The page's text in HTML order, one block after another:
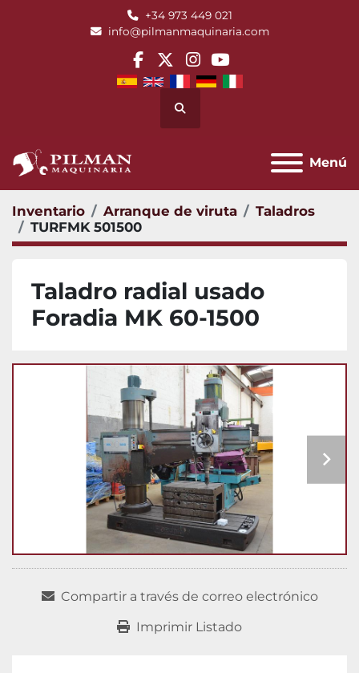
+34 973 449 021
info@pilmanmaquinaria.com
facebook
twitterinstagram
youtube
Buscar
Menú
Inventario Arranque de viruta
Taladros
TURFMK 501500
Taladro radial usado
Foradia MK 60-1500
Compartir a través de correo electrónico
Imprimir Listado